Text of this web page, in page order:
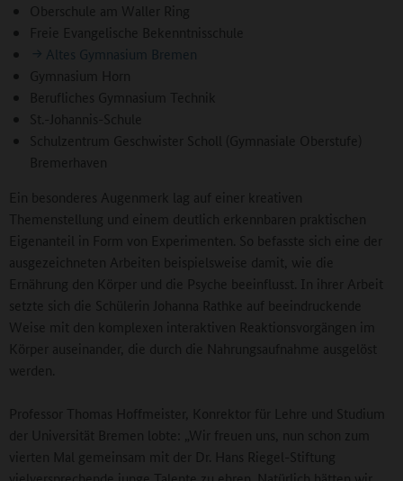
Oberschule am Waller Ring
Freie Evangelische Bekenntnisschule
Altes Gymnasium Bremen
Gymnasium Horn
Berufliches Gymnasium Technik
St.-Johannis-Schule
Schulzentrum Geschwister Scholl (Gymnasiale Oberstufe)
Bremerhaven
Ein besonderes Augenmerk lag auf einer kreativen
Themenstellung und einem deutlich erkennbaren praktischen
Eigenanteil in Form von Experimenten. So befasste sich eine der
ausgezeichneten Arbeiten beispielsweise damit, wie die
Ernährung den Körper und die Psyche beeinflusst. In ihrer Arbeit
setzte sich die Schülerin Johanna Rathke auf beeindruckende
Weise mit den komplexen interaktiven Reaktionsvorgängen im
Körper auseinander, die durch die Nahrungsaufnahme ausgelöst
werden.
Professor Thomas Hoffmeister, Konrektor für Lehre und Studium
der Universität Bremen lobte: „Wir freuen uns, nun schon zum
vierten Mal gemeinsam mit der Dr. Hans Riegel-Stiftung